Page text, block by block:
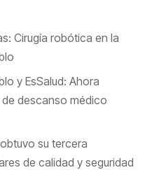
Cirugía robótica en la
y EsSalud: Ahora
descanso médico
su tercera
de calidad y seguridad